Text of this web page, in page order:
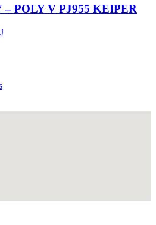
POLY V PJ955 KEIPER